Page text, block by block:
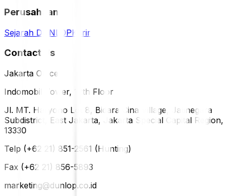
Perusahaan
Sejarah DUNLOPKarir
Contact Us
Jakarta Office
Indomobil Tower, 12th Floor
Jl. MT. Haryono Lot 8, Bidara Cina Village, Jatinegara
Subdistrict, East Jakarta, Jakarta Special Capital Region,
13330
Telp (+62 21) 851-2561 (Hunting)
Fax (+62 21) 856-5893
marketing@dunlop.co.id